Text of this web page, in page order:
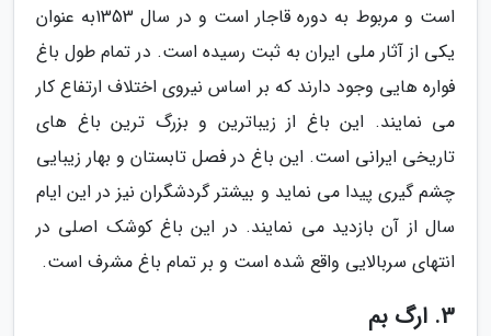
است و مربوط به دوره قاجار است و در سال 1353به عنوان
یکی از آثار ملی ایران به ثبت رسیده است. در تمام طول باغ
فواره هایی وجود دارند که بر اساس نیروی اختلاف ارتفاع کار
می نمایند. این باغ از زیباترین و بزرگ ترین باغ های
تاریخی ایرانی است. این باغ در فصل تابستان و بهار زیبایی
چشم گیری پیدا می نماید و بیشتر گردشگران نیز در این ایام
سال از آن بازدید می نمایند. در این باغ کوشک اصلی در
انتهای سربالایی واقع شده است و بر تمام باغ مشرف است.
3. ارگ بم